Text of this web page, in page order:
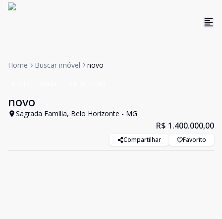
Home Buscar imóvel novo
novo
Sagrada Família, Belo Horizonte - MG
R$ 1.400.000,00
Compartilhar Favorito